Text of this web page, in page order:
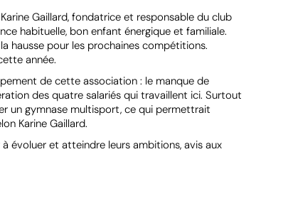
Gaillard, fondatrice et responsable du club
habituelle, bon enfant énergique et familiale.
hausse pour les prochaines compétitions.
année.
de cette association : le manque de
des quatre salariés qui travaillent ici. Surtout
un gymnase multisport, ce qui permettrait
Karine Gaillard.
évoluer et atteindre leurs ambitions, avis aux